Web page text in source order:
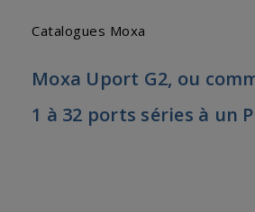
Catalogues Moxa
Moxa Uport G2, ou
1 à 32 ports séries à un